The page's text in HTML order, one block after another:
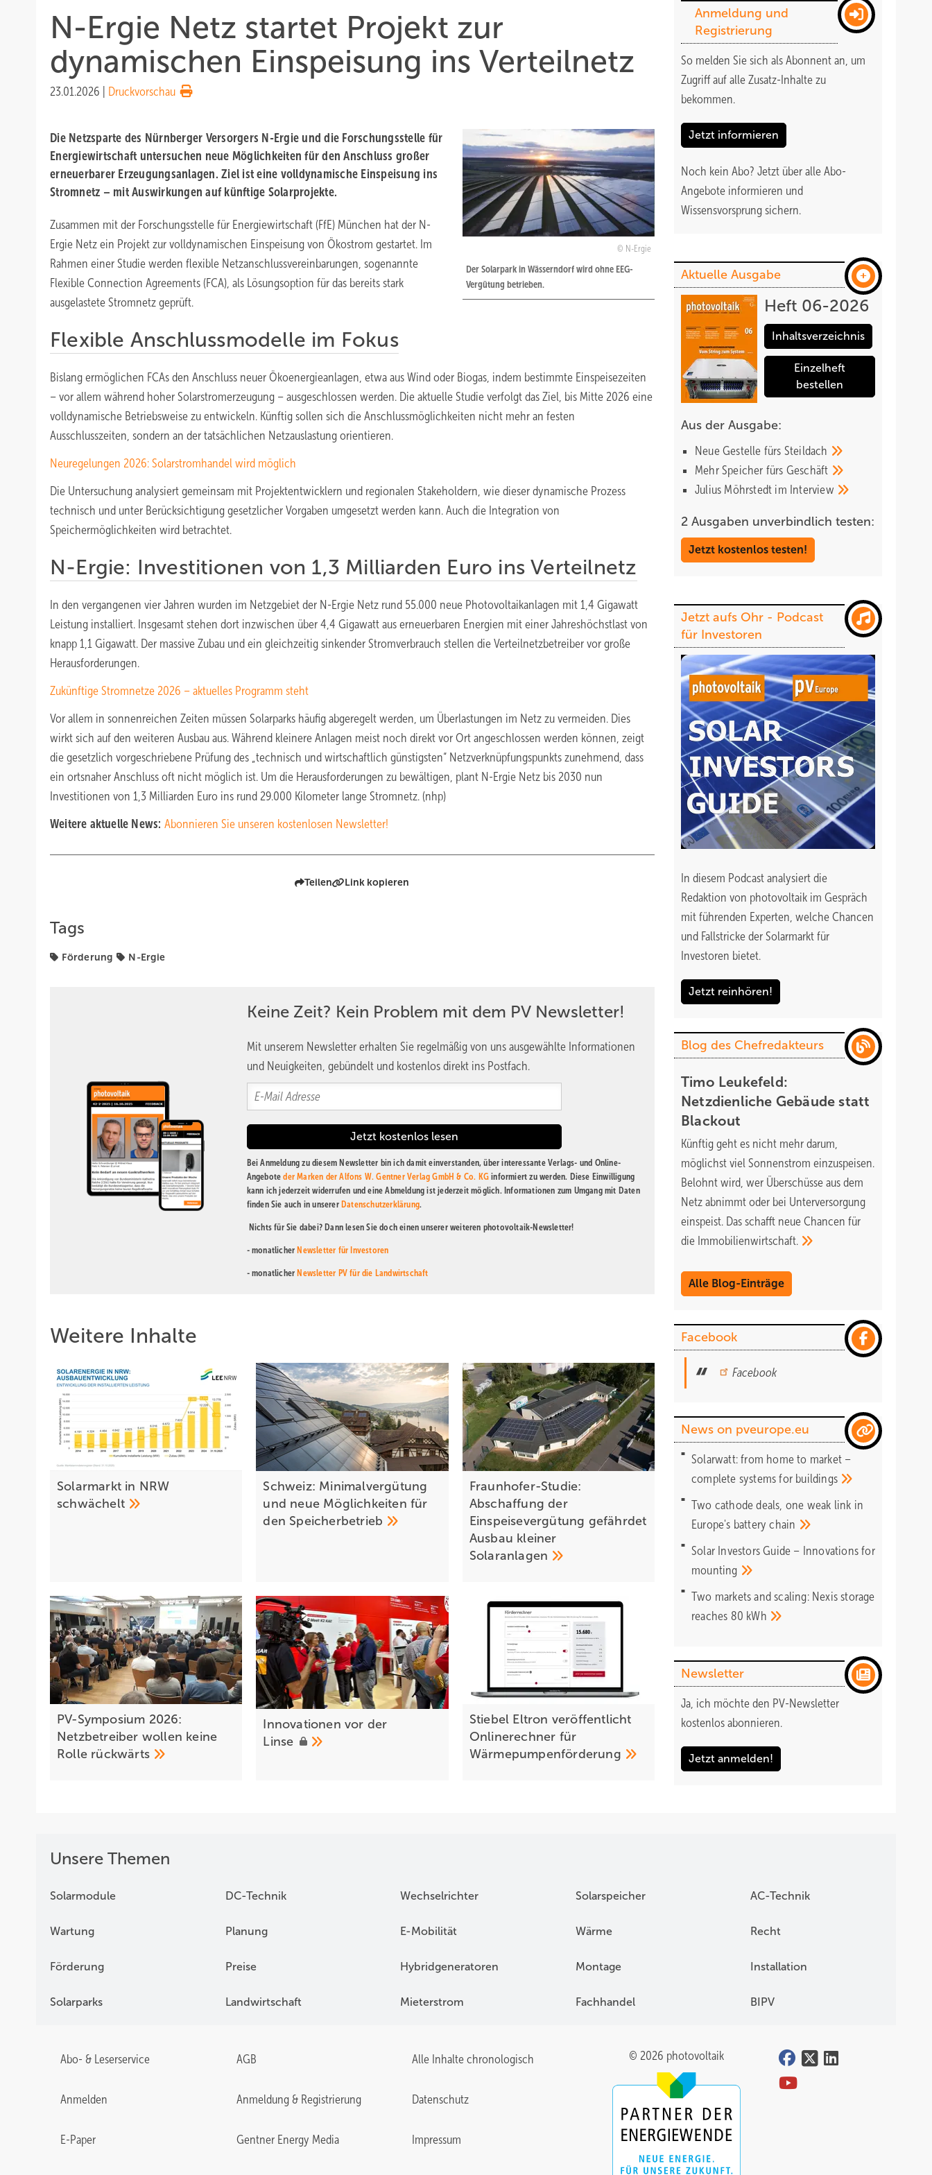
N-Ergie Netz startet Projekt zur
dynamischen Einspeisung ins Verteilnetz
23.01.2026 Druckvorschau
N-Ergie
Der Solarpark in Wässerndorf wird ohne EEG-
Vergütung betrieben.
Die Netzsparte des Nürnberger Versorgers N-Ergie und die Forschungsstelle für
Energiewirtschaft untersuchen neue Möglichkeiten für den Anschluss großer
erneuerbarer Erzeugungsanlagen. Ziel ist eine volldynamische Einspeisung ins
Stromnetz – mit Auswirkungen auf künftige Solarprojekte.
Zusammen mit der Forschungsstelle für Energiewirtschaft (FfE) München hat der N-
Ergie Netz ein Projekt zur volldynamischen Einspeisung von Ökostrom gestartet. Im
Rahmen einer Studie werden flexible Netzanschlussvereinbarungen, sogenannte
Flexible Connection Agreements (FCA), als Lösungsoption für das bereits stark
ausgelastete Stromnetz geprüft.
Flexible Anschlussmodelle im Fokus
Bislang ermöglichen FCAs den Anschluss neuer Ökoenergieanlagen, etwa aus Wind oder Biogas, indem bestimmte Einspeisezeiten
– vor allem während hoher Solarstromerzeugung – ausgeschlossen werden. Die aktuelle Studie verfolgt das Ziel, bis Mitte 2026 eine
volldynamische Betriebsweise zu entwickeln. Künftig sollen sich die Anschlussmöglichkeiten nicht mehr an festen
Ausschlusszeiten, sondern an der tatsächlichen Netzauslastung orientieren.
Neuregelungen 2026: Solarstromhandel wird möglich
Die Untersuchung analysiert gemeinsam mit Projektentwicklern und regionalen Stakeholdern, wie dieser dynamische Prozess
technisch und unter Berücksichtigung gesetzlicher Vorgaben umgesetzt werden kann. Auch die Integration von
Speichermöglichkeiten wird betrachtet.
N-Ergie: Investitionen von 1,3 Milliarden Euro ins Verteilnetz
In den vergangenen vier Jahren wurden im Netzgebiet der N-Ergie Netz rund 55.000 neue Photovoltaikanlagen mit 1,4 Gigawatt
Leistung installiert. Insgesamt stehen dort inzwischen über 4,4 Gigawatt aus erneuerbaren Energien mit einer Jahreshöchstlast von
knapp 1,1 Gigawatt. Der massive Zubau und ein gleichzeitig sinkender Stromverbrauch stellen die Verteilnetzbetreiber vor große
Herausforderungen.
Zukünftige Stromnetze 2026 – aktuelles Programm steht
Vor allem in sonnenreichen Zeiten müssen Solarparks häufig abgeregelt werden, um Überlastungen im Netz zu vermeiden. Dies
wirkt sich auf den weiteren Ausbau aus. Während kleinere Anlagen meist noch direkt vor Ort angeschlossen werden können, zeigt
die gesetzlich vorgeschriebene Prüfung des „technisch und wirtschaftlich günstigsten“ Netzverknüpfungspunkts zunehmend, dass
ein ortsnaher Anschluss oft nicht möglich ist. Um die Herausforderungen zu bewältigen, plant N-Ergie Netz bis 2030 nun
Investitionen von 1,3 Milliarden Euro ins rund 29.000 Kilometer lange Stromnetz. (nhp)
Weitere aktuelle News: Abonnieren Sie unseren kostenlosen Newsletter!
Teilen Link kopieren
Tags
Förderung N-Ergie
Keine Zeit? Kein Problem mit dem PV Newsletter!
Mit unserem Newsletter erhalten Sie regelmäßig von uns ausgewählte Informationen
und Neuigkeiten, gebündelt und kostenlos direkt ins Postfach.
Bei Anmeldung zu diesem Newsletter bin ich damit einverstanden, über interessante Verlags- und Online-
Angeboteder Marken der Alfons W. Gentner Verlag GmbH & Co. KG informiert zu werden. Diese Einwilligung
kann ich jederzeit widerrufen und eine Abmeldung ist jederzeit möglich. Informationen zum Umgang mit Daten
finden Sie auch in unserer Datenschutzerklärung.
Nichts für Sie dabei? Dann lesen Sie doch einen unserer weiteren photovoltaik-Newsletter!
- monatlicher Newsletter für Investoren
- monatlicher Newsletter PV für die Landwirtschaft
Weitere Inhalte
Solarmarkt in NRW
schwächelt
Schweiz: Minimalvergütung
und neue Möglichkeiten für
den Speicherbetrieb
Fraunhofer-Studie:
Abschaffung der
Einspeisevergütung gefährdet
Ausbau kleiner
Solaranlagen
PV-Symposium 2026:
Netzbetreiber wollen keine
Rolle rückwärts
Innovati on en vor der
Linse
Stiebel Eltron veröffentlicht
Onlinerechner für
Wärmepumpenförderung
Anmeldung und
Registrierung
So melden Sie sich als Abonnent an, um
Zugriff auf alle Zusatz-Inhalte zu
bekommen.
Jetzt informieren
Noch kein Abo? Jetzt über alle Abo-
Angebote informieren und
Wissensvorsprung sichern.
Aktuelle Ausgabe
Heft 06-2026
Inhaltsverzeichnis
Einzelheft
bestellen
Aus der Ausgabe:
Neue Gestelle fürs Steildach
Mehr Speicher fürs Geschäft
Julius Möhrstedt im Interview
2 Ausgaben unverbindlich testen:
Jetzt kostenlos testen!
Jetzt aufs Ohr - Podcast
für Investoren
In diesem Podcast analysiert die
Redaktion von photovoltaik im Gespräch
mit führenden Experten, welche Chancen
und Fallstricke der Solarmarkt für
Investoren bietet.
Jetzt reinhören!
Blog des Chefredakteurs
Timo Leukefeld:
Netzdienliche Gebäude statt
Blackout
Künftig geht es nicht mehr darum,
möglichst viel Sonnenstrom einzuspeisen.
Belohnt wird, wer Überschüsse aus dem
Netz abnimmt oder bei Unterversorgung
einspeist. Das schafft neue Chancen für
die Immobilienwirtschaft.
Alle Blog-Einträge
Facebook
Facebook
News on pveurope.eu
Solarwatt: from home to market –
complete systems for buildings
Two cathode deals, one weak link in
Europe's batterychain
Solar Investors Guide – Innovations for
mounting
Two markets and scaling: Nexis storage
reaches 80 kWh
Newsletter
Ja, ich möchte den PV-Newsletter
kostenlos abonnieren.
Jetzt anmelden!
Unsere Themen
Solarmodule DC-Technik Wechselrichter Solarspeicher AC-Technik
Wartung Planung E-Mobilität Wärme Recht
Förderung Preise Hybridgeneratoren Montage Installation
Solarparks Landwirtschaft Mieterstrom Fachhandel BIPV
Abo- & Leserservice AGB Alle Inhalte chronologisch
Anmelden Anmeldung & Registrierung Datenschutz
E-Paper Gentner Energy Media Impressum
© 2026 photovoltaik